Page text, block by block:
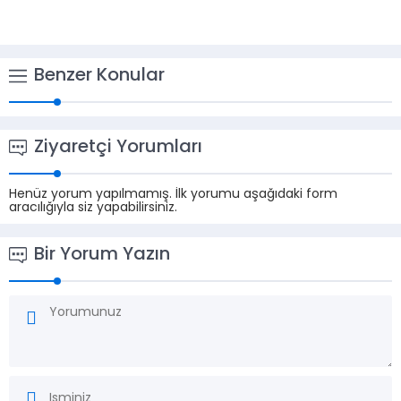
Benzer Konular
Ziyaretçi Yorumları
Henüz yorum yapılmamış. İlk yorumu aşağıdaki form
aracılığıyla siz yapabilirsiniz.
Bir Yorum Yazın